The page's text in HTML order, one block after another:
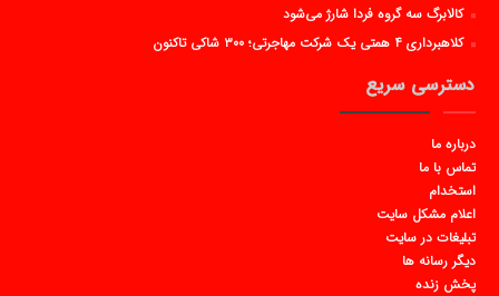
کالابرگ سه گروه فردا شارژ می‌شود
کلاهبرداری ۴ همتی یک شرکت مهاجرتی؛ ۳۰۰ شاکی تاکنون
دسترسی سریع
درباره ما
تماس با ما
استخدام
اعلام مشکل سایت
تبلیغات در سایت
دیگر رسانه ها
پخش زنده